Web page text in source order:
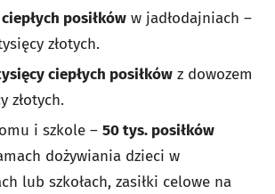
posiłków w jadłodajniach –
złotych.
ciepłych posiłków z dowozem
złotych.
i szkole – 50 tys. posiłków
dożywiania dzieci w
lub szkołach, zasiłki celowe na